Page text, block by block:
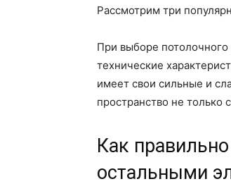
Рассмотрим три
При выборе потолочного
технические
имеет свои сильные и
пространство не
Как
остальными